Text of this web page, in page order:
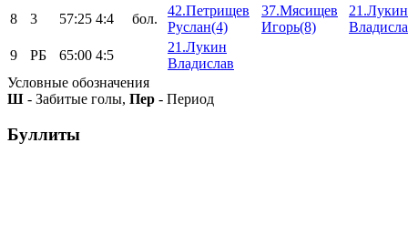
8
3 57:25 4:4 бол.
42.Петрищев
Руслан(4)
37.Мясищев
Игорь(8)
21.Лукин
9
РБ 65:00 4:5
21.Лукин
Владислав
Условные обозначения
Ш - Забитые голы, Пер - Период
Буллиты